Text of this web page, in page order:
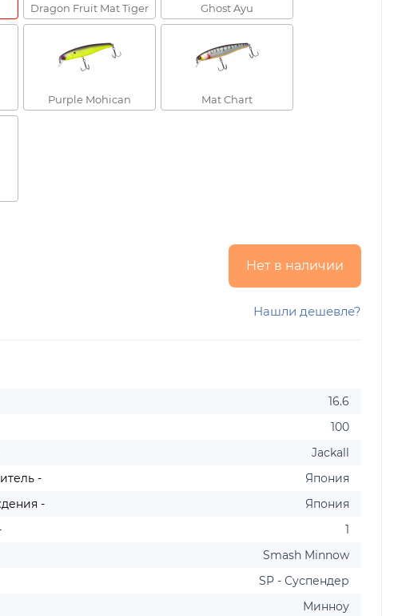
Dragon Fruit Mat Tiger Ghost Ayu
Purple Mohican Mat Chart
Нет в наличии
Нашли дешевле?
16.6
100
Jackall
-
Япония
-
Япония
1
Smash Minnow
SP - Суспендер
Минноу